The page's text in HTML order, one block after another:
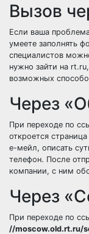
Вызов
Если ваша
умеете заполнять
специалистов
нужно зайти на
возможных
Через
При переходе по
откроется
е-мейл, описать
телефон. После
компании, с ним
Через
При переходе по
//moscow.old.rt.ru/